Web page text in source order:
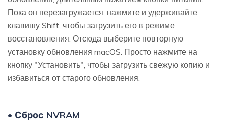
Пока он перезагружается, нажмите и удерживайте
клавишу Shift, чтобы загрузить его в режиме
восстановления. Отсюда выберите повторную
установку обновления macOS. Просто нажмите на
кнопку "Установить", чтобы загрузить свежую копию и
избавиться от старого обновления.
• Сброс NVRAM